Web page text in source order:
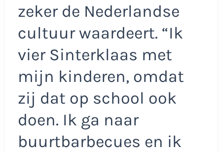
zeker de Nederlandse
cultuur waardeert. “Ik
vier Sinterklaas met
mijn kinderen, omdat
zij dat op school ook
doen. Ik ga naar
buurtbarbecues en ik